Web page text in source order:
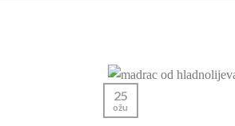
25
ožu